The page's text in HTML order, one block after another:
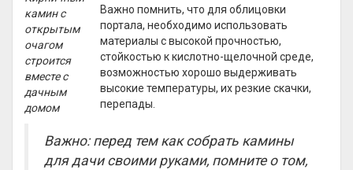
камин с
открытым
очагом
строится
вместе с
дачным
домом
Важно помнить, что для облицовки
портала, необходимо использовать
материалы с высокой прочностью,
стойкостью к кислотно-щелочной среде,
возможностью хорошо выдерживать
высокие температуры, их резкие скачки,
перепады.
Важно: перед тем как собрать камины
для дачи своими руками, помните о том,